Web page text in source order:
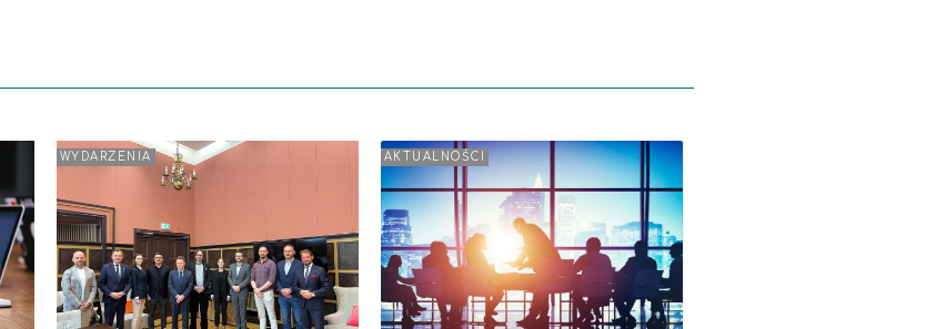
WYDARZENIA AKTUALNOŚCI